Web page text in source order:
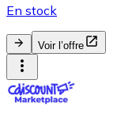
En stock
Voir l’offre